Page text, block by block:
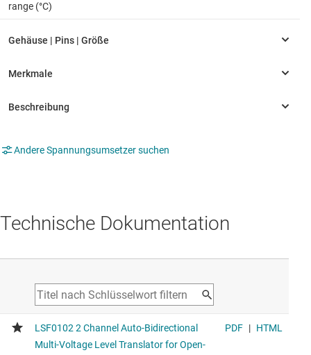
range (°C)
Andere Spannungsumsetzer suchen
Technische Dokumentation